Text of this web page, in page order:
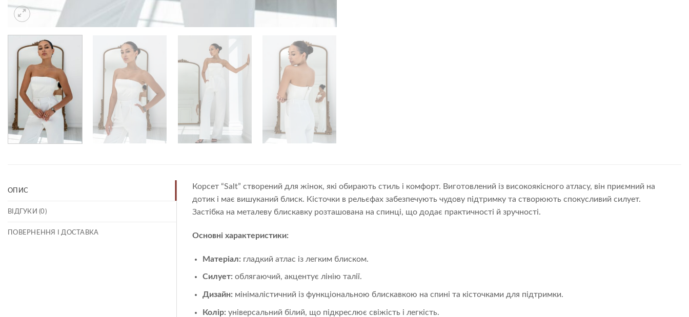
ОПИС
ВІДГУКИ (0)
ПОВЕРНЕННЯ І ДОСТАВКА
Корсет “Salt” створений для жінок, які обирають стиль і комфорт. Виготовлений із високоякісного атласу, він приємний на
дотик і має вишуканий блиск. Кісточки в рельєфах забезпечують чудову підтримку та створюють спокусливий силует.
Застібка на металеву блискавку розташована на спинці, що додає практичності й зручності.
Основні характеристики:
Матеріал: гладкий атлас із легким блиском.
Силует:облягаючий, акцентує лінію талії.
Дизайн: мінімалістичний із функціональною блискавкою на спині та кісточками для підтримки.
Колір:універсальний білий, що підкреслює свіжість і легкість.